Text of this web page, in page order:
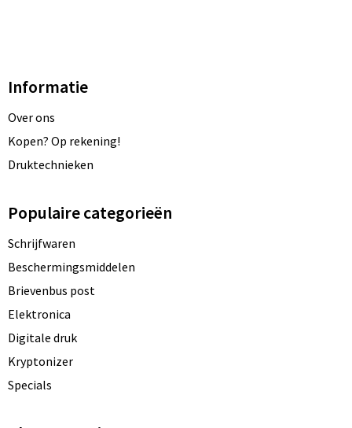
Informatie
Over ons
Kopen? Op rekening!
Druktechnieken
Populaire categorieën
Schrijfwaren
Beschermingsmiddelen
Brievenbus post
Elektronica
Digitale druk
Kryptonizer
Specials